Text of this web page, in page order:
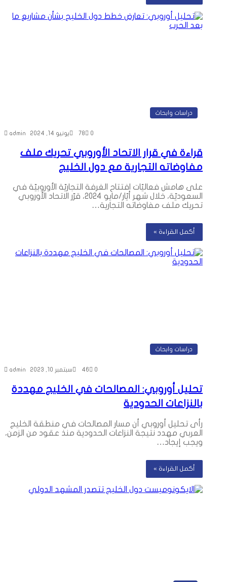
دراسات وابحاث
admin يونيو 14, 2024 78
قراءة في قرار الاتحاد الأوروبي تحريك ملف
مفاوضاته التجارية مع دول الخليج
على هامش فعاليّات افتتاح الغرفة التجاريّة الأوروبيّة في
السعوديّة، خلال شهر أيّار/مايو 2024، قرّر الاتحاد الأوروبي
تحريك ملف مفاوضاته التجارية…
أكمل القراءة »
دراسات وابحاث
admin سبتمبر 10, 2023 46
تحليل أوروبي: المصالحات في الخليج مهددة
بالنزاعات الحدودية
رأى تحليل أوروبي أن مسار المصالحات في منطقة الخليج
العربي مهدد نتيجة النزاعات الحدودية منذ عقود من الزمن،
ويجب إيجاد…
أكمل القراءة »